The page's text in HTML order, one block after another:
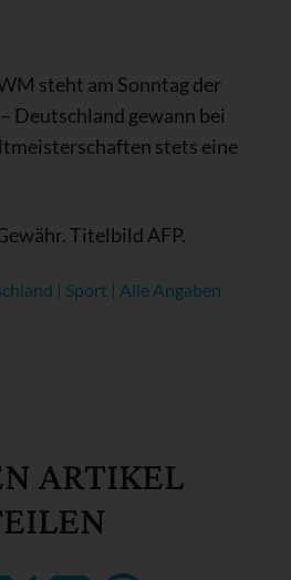
steht am Sonntag der
Deutschland gewann bei
stets eine
Titelbild AFP.
| Sport | Alle Angaben
ARTIKEL